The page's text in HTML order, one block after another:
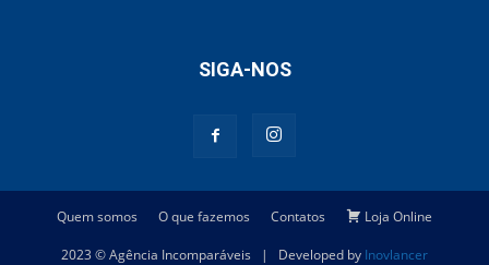
SIGA-NOS
Quem somos O que fazemos Contatos Loja Online
2023 © Agência Incomparáveis | Developed by Inovlancer